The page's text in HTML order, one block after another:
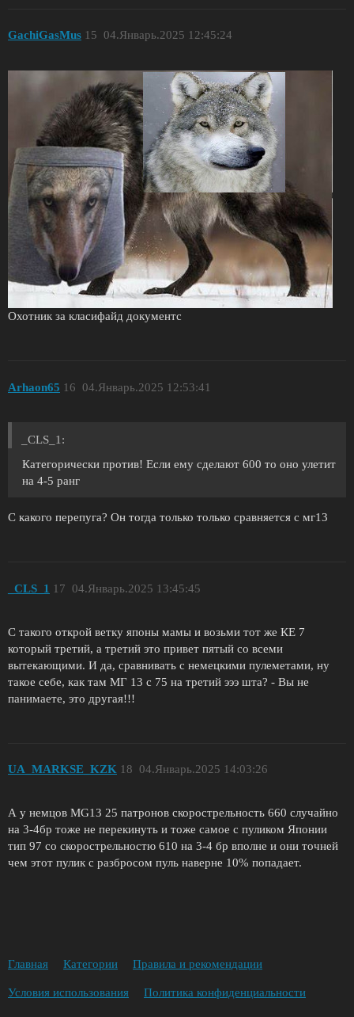
GachiGasMus 04.Январь.2025 12:45:24
15
Охотник за класифайд документс
Arhaon65 04.Январь.2025 12:53:41
16
_CLS_1:
Категорически против! Если ему сделают 600 то оно улетит
на 4-5 ранг
С какого перепуга? Он тогда только только сравняется с мг13
_CLS_1 04.Январь.2025 13:45:45
17
С такого открой ветку японы мамы и возьми тот же КЕ 7
который третий, а третий это привет пятый со всеми
вытекающими. И да, сравнивать с немецкими пулеметами, ну
такое себе, как там МГ 13 с 75 на третий эээ шта? - Вы не
панимаете, это другая!!!
UA_MARKSE_KZK 04.Январь.2025 14:03:26
18
А у немцов MG13 25 патронов скорострельность 660 случайно
на 3-4бр тоже не перекинуть и тоже самое с пуликом Японии
тип 97 со скорострельностю 610 на 3-4 бр вполне и они точней
чем этот пулик с разбросом пуль наверне 10% попадает.
Главная Категории Правила и рекомендации
Условия использования Политика конфиденциальности